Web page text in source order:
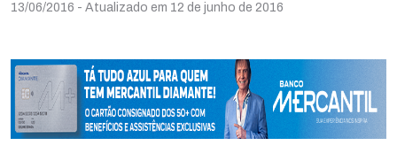
13/06/2016 - Atualizado em 12 de junho de 2016